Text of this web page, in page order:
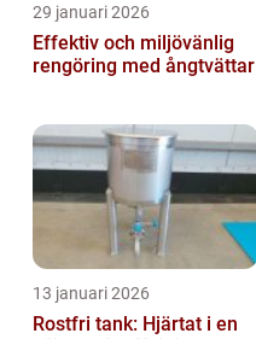
29 januari 2026
Effektiv och miljövänlig
rengöring med ångtvättar
13 januari 2026
Rostfri tank: Hjärtat i en